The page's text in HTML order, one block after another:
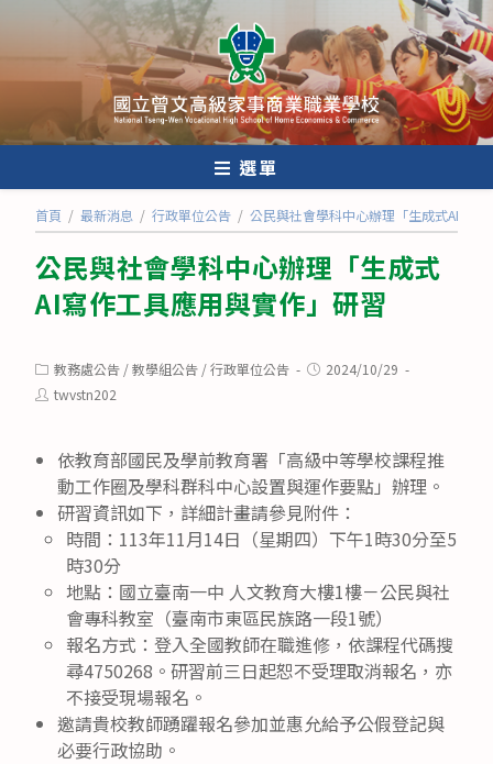
內
選單
首頁 / 最新消息 / 行政單位公告 / 公民與社會學科中心辦理「生成式AI寫作
公民與社會學科中心辦理「生成式
AI寫作工具應用與實作」研習
Post
category:
教務處公告 /教學組公告 /行政單位公告
Post2024/10/29
Posttwvstn202
依教育部國民及學前教育署「高級中等學校課程推
動工作圈及學科群科中心設置與運作要點」辦理。
研習資訊如下，詳細計畫請參見附件：
時間：113年11月14日（星期四）下午1時30分至5
時30分
地點：國立臺南一中 人文教育大樓1樓－公民與社
會專科教室（臺南市東區民族路一段1號）
報名方式：登入全國教師在職進修，依課程代碼搜
尋4750268。研習前三日起恕不受理取消報名，亦
不接受現場報名。
邀請貴校教師踴躍報名參加並惠允給予公假登記與
必要行政協助。